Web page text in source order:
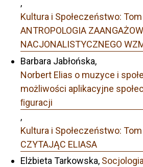
,
Kultura i Społeczeństwo:
ANTROPOLOGIA
NACJONALISTYCZNEGO
Barbara Jabłońska,
Norbert Elias o muzyce i
możliwości aplikacyjne
ﬁguracji
,
Kultura i Społeczeństwo:
CZYTAJĄC ELIASA
Elżbieta Tarkowska,